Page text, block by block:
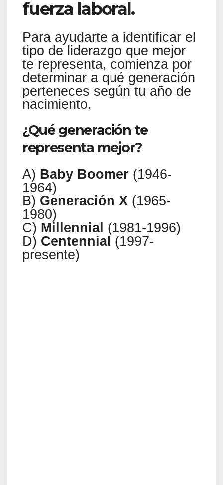
fuerza laboral.
Para ayudarte a identificar el
tipo de liderazgo que mejor
te representa, comienza por
determinar a qué generación
perteneces según tu año de
nacimiento.
¿Qué generación te
representa mejor?
A) Baby Boomer (1946-
1964)
B) Generación X (1965-
1980)
C) Millennial (1981-1996)
D) Centennial (1997-
presente)